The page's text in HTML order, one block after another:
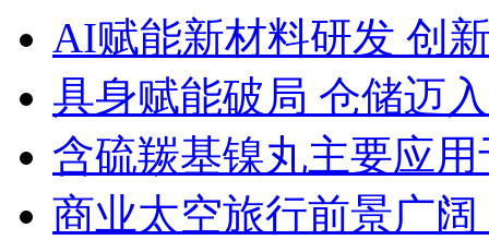
AI赋能新材料研发 创
具身赋能破局 仓储迈
含硫羰基镍丸主要应
商业太空旅行前景广